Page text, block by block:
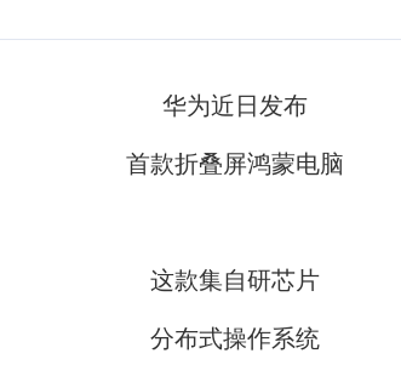
华为近日发布
首款折叠屏鸿蒙电脑
这款集自研芯片
分布式操作系统